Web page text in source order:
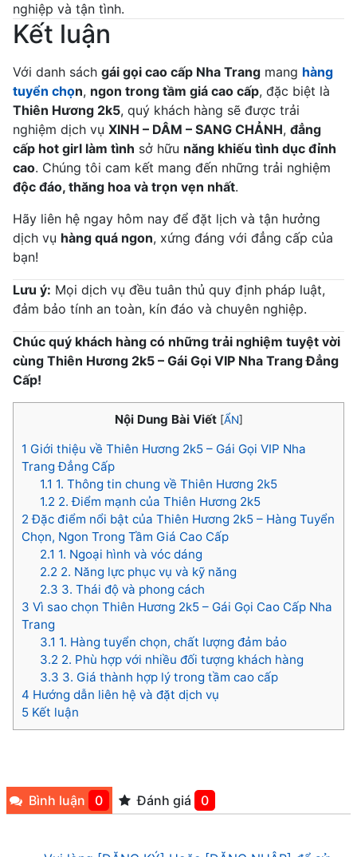
nghiệp và tận tình.
Kết luận
Với danh sách gái gọi cao cấp Nha Trang mang hàng
tuyển chọn, ngon trong tầm giá cao cấp, đặc biệt là
Thiên Hương 2k5, quý khách hàng sẽ được trải
nghiệm dịch vụ XINH – DÂM – SANG CHẢNH, đẳng
cấp hot girl làm tình sở hữu năng khiếu tình dục đỉnh
cao. Chúng tôi cam kết mang đến những trải nghiệm
độc đáo, thăng hoa và trọn vẹn nhất.
Hãy liên hệ ngay hôm nay để đặt lịch và tận hưởng
dịch vụ hàng quá ngon, xứng đáng với đẳng cấp của
bạn!
Lưu ý: Mọi dịch vụ đều tuân thủ quy định pháp luật,
đảm bảo tính an toàn, kín đáo và chuyên nghiệp.
Chúc quý khách hàng có những trải nghiệm tuyệt vời
cùng Thiên Hương 2k5 – Gái Gọi VIP Nha Trang Đẳng
Cấp!
Nội Dung Bài Viết [ẨN]
1 Giới thiệu về Thiên Hương 2k5 – Gái Gọi VIP Nha
Trang Đẳng Cấp
1.1 1. Thông tin chung về Thiên Hương 2k5
1.2 2. Điểm mạnh của Thiên Hương 2k5
2 Đặc điểm nổi bật của Thiên Hương 2k5 – Hàng Tuyển
Chọn, Ngon Trong Tầm Giá Cao Cấp
2.1 1. Ngoại hình và vóc dáng
2.2 2. Năng lực phục vụ và kỹ năng
2.3 3. Thái độ và phong cách
3 Vì sao chọn Thiên Hương 2k5 – Gái Gọi Cao Cấp Nha
Trang
3.1 1. Hàng tuyển chọn, chất lượng đảm bảo
3.2 2. Phù hợp với nhiều đối tượng khách hàng
3.3 3. Giá thành hợp lý trong tầm cao cấp
4 Hướng dẫn liên hệ và đặt dịch vụ
5 Kết luận
Bình luận 0 Đánh giá 0